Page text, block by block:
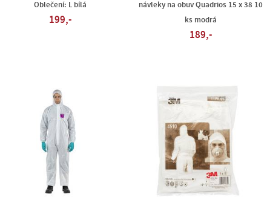
Oblečení: L bílá
199,-
návleky na obuv Quadrios 15 x 38 10
ks modrá
189,-